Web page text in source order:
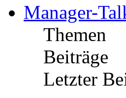
Manager-
Themen
Beiträge
Letzter